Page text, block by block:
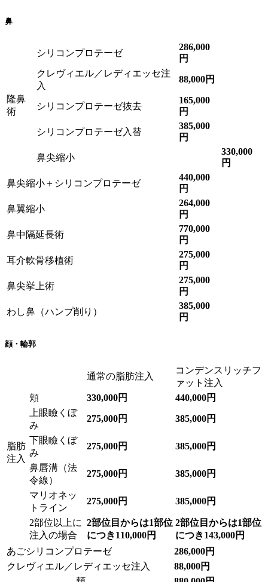
鼻
隆鼻
術
シリコンプロテーゼ
286,000
円
クレヴィエル／レディエッセ注
入
88,000円
シリコンプロテーゼ抜去
165,000
円
シリコンプロテーゼ入替
385,000
円
鼻尖縮小
330,000
円
鼻尖縮小＋シリコンプロテーゼ
440,000
円
鼻翼縮小
264,000
円
鼻中隔延長術
770,000
円
耳介軟骨移植術
275,000
円
鼻尖挙上術
275,000
円
わし鼻（ハンプ削り）
385,000
円
顔・輪郭
脂肪
注入
通常の脂肪注入
コンデンスリッチフ
ァット注入
頬
330,000円
440,000円
上眼瞼くぼ
み
275,000円 385,000円
下眼瞼くぼ
み
275,000円 385,000円
鼻唇溝（法
令線）
275,000円 385,000円
マリオネッ
トライン
275,000円 385,000円
2部位以上に
注入の場合
2部位目からは1部位
につき110,000円
2部位目からは1部位
につき143,000円
あごシリコンプロテーゼ
286,000円
クレヴィエル／レディエッセ注入
88,000円